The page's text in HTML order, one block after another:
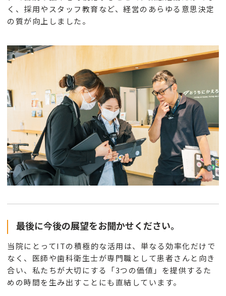
く、採用やスタッフ教育など、経営のあらゆる意思決定
の質が向上しました。
最後に今後の展望をお聞かせください。
当院にとってITの積極的な活用は、単なる効率化だけで
なく、医師や歯科衛生士が専門職として患者さんと向き
合い、私たちが大切にする「3つの価値」を提供するた
めの時間を生み出すことにも直結しています。